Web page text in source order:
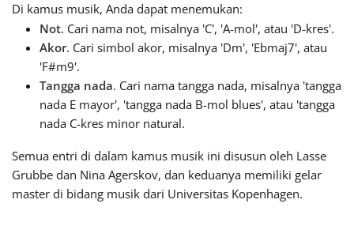
Italiano
日本語
Polski
Di kamus musik, Anda dapat menemukan:
Not. Cari nama not, misalnya 'C', 'A-mol', atau 'D-kres'.
Akor. Cari simbol akor, misalnya 'Dm', 'Ebmaj7', atau
'F#m9'.
Tangga nada. Cari nama tangga nada, misalnya 'tangga
nada E mayor', 'tangga nada B-mol blues', atau 'tangga
nada C-kres minor natural.
Semua entri di dalam kamus musik ini disusun oleh Lasse
Grubbe dan Nina Agerskov, dan keduanya memiliki gelar
master di bidang musik dari Universitas Kopenhagen.